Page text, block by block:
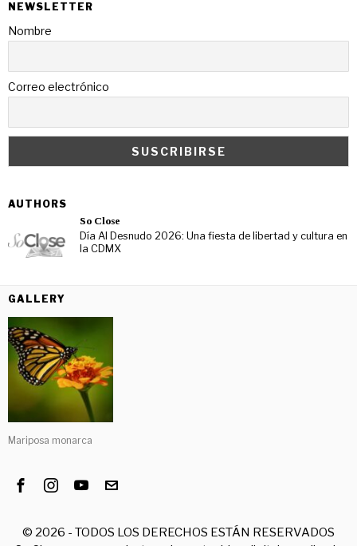
NEWSLETTER
Nombre
Correo electrónico
AUTHORS
So Close
Día Al Desnudo 2026: Una fiesta de libertad y cultura en
la CDMX
GALLERY
Mariposa monarca
© 2026 - TODOS LOS DERECHOS ESTÁN RESERVADOS